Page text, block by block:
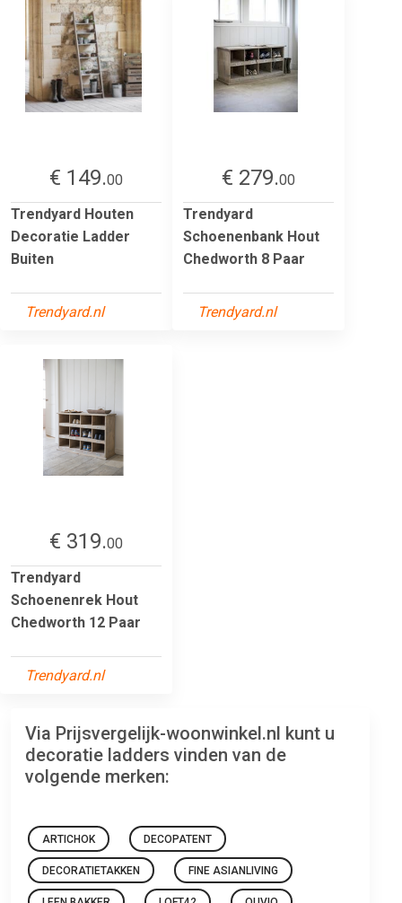
€ 149.00
Trendyard Houten
Decoratie Ladder
Buiten
Trendyard.nl
€ 279.00
Trendyard
Schoenenbank Hout
Chedworth 8 Paar
Trendyard.nl
€ 319.00
Trendyard
Schoenenrek Hout
Chedworth 12 Paar
Trendyard.nl
Via Prijsvergelijk-woonwinkel.nl kunt u
decoratie ladders vinden van de
volgende merken:
ARTICHOK DECOPATENT
DECORATIETAKKEN FINE ASIANLIVING